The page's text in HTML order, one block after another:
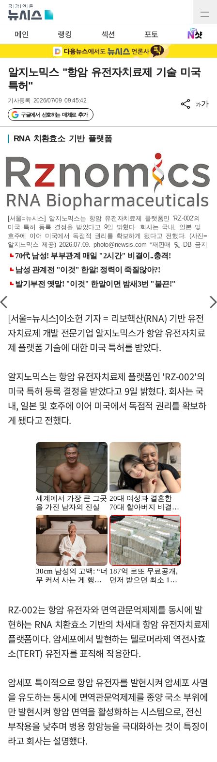
메인 랭킹 섹션 포토
알지노믹스 "항암 유전자치료제 기술 미국
특허"
기사등록 2026/07/09 09:45:42
구글에서 선호하는 매체로 추가
가가
RNA 치환효소 기반 플랫폼
[서울=뉴시스] 알지노믹스는 항암 유전자치료제 플랫폼인 'RZ-002'의
미국 특허 등록 결정을 받았다고 9일 밝혔다. 회사는 국내, 일본 및
호주에 이어 미국에서 독점적 권리를 확보하게 됐다고 전했다. (사진=
알지노믹스 제공) 2026.07.09.photo@newsis.com *재판매 및 DB 금지
[서울=뉴시스]이소헌 기자 = 리보핵산(RNA) 기반 유전
자치료제 개발 전문기업 알지노믹스가 항암 유전자치료
제 플랫폼 기술에 대한 미국 특허를 받았다.
알지노믹스는 항암 유전자치료제 플랫폼인 'RZ-002'의
미국 특허 등록 결정을 받았다고 9일 밝혔다. 회사는 국
내, 일본 및 호주에 이어 미국에서 독점적 권리를 확보하
게 됐다고 전했다.
RZ-002는 항암 유전자와 면역관문억제제를 동시에 발
현하는 RNA 치환효소 기반의 차세대 항암 유전자치료제
플랫폼이다. 암세포에서 발현하는 텔로머라제 역전사효
소(TERT) 유전자를 표적해 작용한다.
암세포 특이적으로 항암 유전자를 발현시켜 암세포 사멸
을 유도하는 동시에 면역관문억제제를 종양 국소 부위에
만 발현시켜 항암 면역을 활성화하는 시스템으로, 전신
부작용을 낮추며 병용 항암능을 극대화하는 것이 특징이
라고 회사는 설명했다.